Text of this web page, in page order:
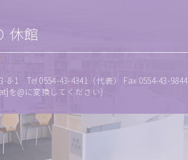
休館
8-1 Tel 0554-43-4341（代表） Fax 0554-43-9844
を@に変換してください)